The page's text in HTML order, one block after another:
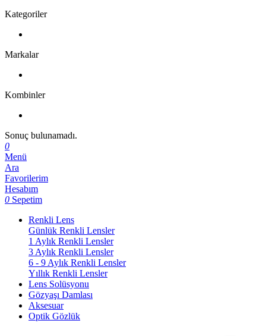
Kategoriler
Markalar
Kombinler
Sonuç bulunamadı.
0
Menü
Ara
Favorilerim
Hesabım
0 Sepetim
Renkli Lens
Günlük Renkli Lensler
1 Aylık Renkli Lensler
3 Aylık Renkli Lensler
6 - 9 Aylık Renkli Lensler
Yıllık Renkli Lensler
Lens Solüsyonu
Gözyaşı Damlası
Aksesuar
Optik Gözlük